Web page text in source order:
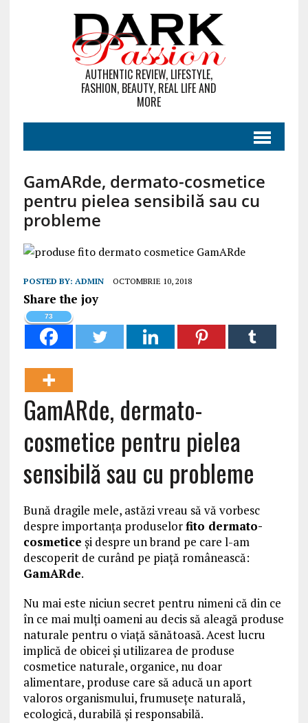
AUTHENTIC REVIEW, LIFESTYLE,
FASHION, BEAUTY, REAL LIFE AND
MORE
GamARde, dermato-cosmetice
pentru pielea sensibilă sau cu
probleme
POSTED BY: ADMIN OCTOMBRIE 10, 2018
Share the joy
73
GamARde, dermato-
cosmetice pentru pielea
sensibilă sau cu probleme
Bună dragile mele, astăzi vreau să vă vorbesc
despre importanța produselorfito dermato-
cosmetice și despre un brand pe care l-am
descoperit de curând pe piață românească:
GamARde.
Nu mai este niciun secret pentru nimeni că din ce
în ce mai mulți oameni au decis să aleagă produse
naturale pentru o viață sănătoasă. Acest lucru
implică de obicei și utilizarea de produse
cosmetice naturale, organice, nu doar
alimentare, produse care să aducă un aport
valoros organismului, frumusețe naturală,
ecologică, durabilă și responsabilă.